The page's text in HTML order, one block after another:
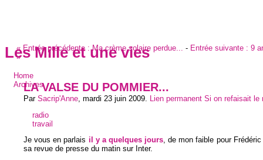
Les Mille et une vies
Home
Archives
« Entrée précédente :Ma crème solaire perdue... - Entrée suivante : 9
»
LA VALSE DU POMMIER...
Par Sacrip'Anne mardi 23 juin 2009 Lien permanent Si on refaisait le
radio
travail
Je vous en parlais il y a quelques jours, de mon faible pour
sa revue de presse du matin sur Inter.